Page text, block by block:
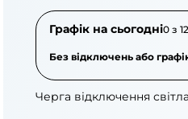
Графік на сьогодні0 з
Без відключень або
Черга відключення